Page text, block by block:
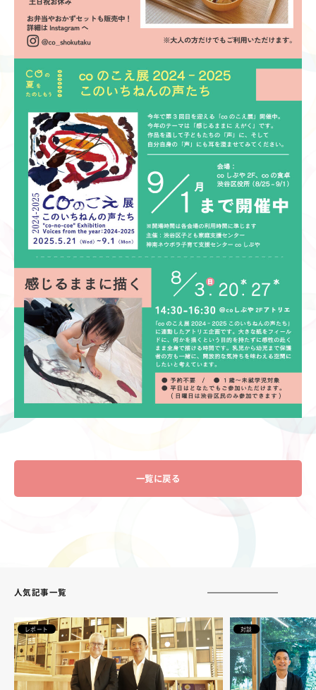
一覧に戻る
人気記事一覧
レポート 対談